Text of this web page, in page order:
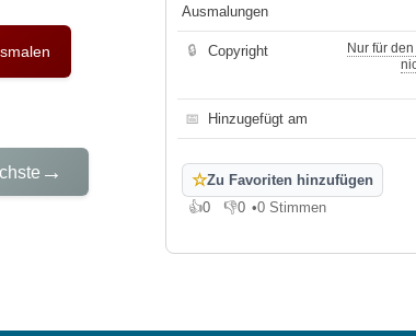
→
Ausmalungen
🔒 Copyright
Nur für
📅 Hinzugefügt am
☆Zu Favoriten hinzufügen
👍0
Gefällt mir
👎0
Gefällt mir nicht
•0 Stimmen